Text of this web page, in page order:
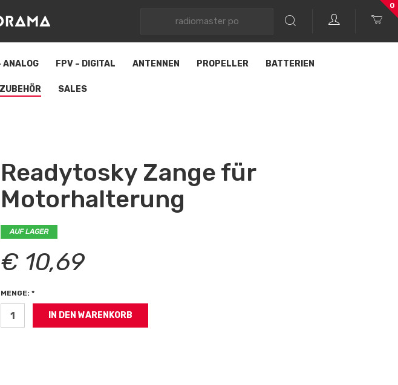
0
ANALOG FPV – DIGITAL ANTENNEN PROPELLER BATTERIEN
ZUBEHÖR SALES
Readytosky Zange für
Motorhalterung
AUF LAGER
€ 10,69
MENGE: *